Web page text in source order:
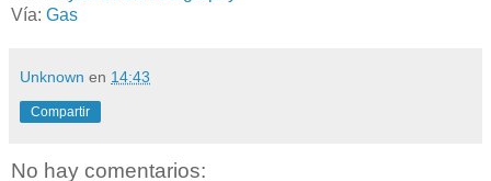
Vía: Gas
Unknown en 14:43
Compartir
No hay comentarios: